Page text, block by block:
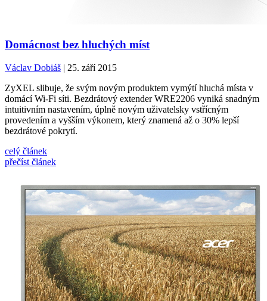
Domácnost bez hluchých míst
Václav Dobiáš | 25. září 2015
ZyXEL slibuje, že svým novým produktem vymýtí hluchá místa v
domácí Wi-Fi síti. Bezdrátový extender WRE2206 vyniká snadným
intuitivním nastavením, úplně novým uživatelsky vstřícným
provedením a vyšším výkonem, který znamená až o 30% lepší
bezdrátové pokrytí.
celý článek
přečíst článek